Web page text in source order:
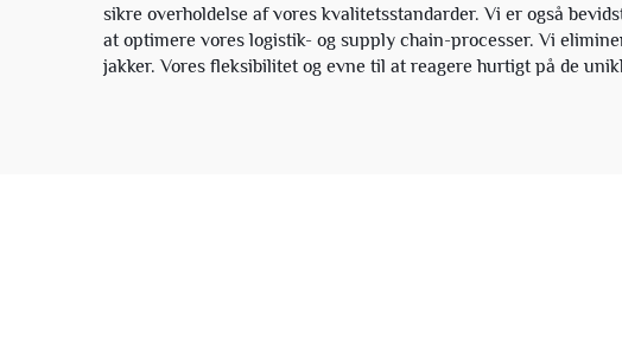
sikre overholdelse af vores kvalitetsstandarder. Vi er også
at optimere vores logistik- og supply chain-processer. Vi
jakker. Vores fleksibilitet og evne til at reagere hurtigt på de